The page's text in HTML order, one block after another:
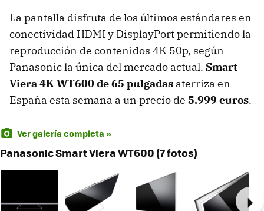
La pantalla disfruta de los últimos estándares en
conectividad HDMI y DisplayPort permitiendo la
reproducción de contenidos 4K 50p, según
Panasonic la única del mercado actual. Smart
Viera 4K WT600 de 65 pulgadas aterriza en
España esta semana a un precio de 5.999 euros.
Ver galería completa »
Panasonic Smart Viera WT600 (7 fotos)